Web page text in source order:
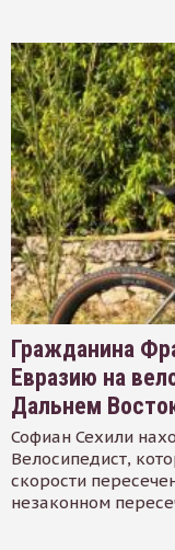
Гражданина
Евразию на
Дальнем
Софиан Сехили
Велосипедист,
скорости
незаконном